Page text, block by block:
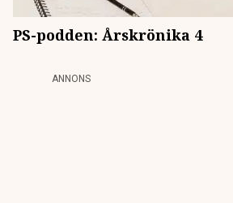
PS-podden: Årskrönika 4
ANNONS